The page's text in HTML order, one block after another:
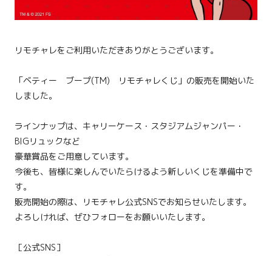
リモチャレをご利用いただきありがとうございます。
「ベティー ブープ(TM) リモチャレくじ」の販売を開始いた
しました。
ラインナップは、キャリーケース・スタジアムジャンパー・
BIGリュックなど
豪華賞品をご用意しています。
今後も、皆様に楽しんでいたらけるよう新しいくじを準備中で
す。
販売開始の際は、リモチャレ公式SNSでお知らせいたします。
よろしければ、ぜひフォローをお願いいたします。
［公式SNS］